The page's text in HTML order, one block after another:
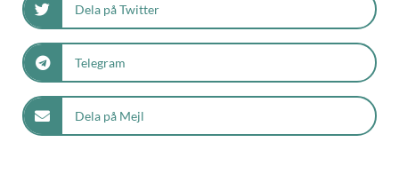
Dela på Twitter
Telegram
Dela på Mejl